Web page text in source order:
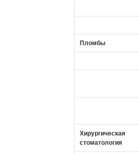
Пломбы
Хирургическая
стоматология